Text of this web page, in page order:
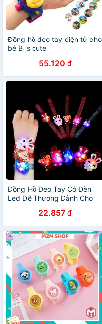
Đồng hồ đeo tay điện tử cho
bé B 's cute
55.120 đ
Đồng Hồ Đeo Tay Có Đèn
Led Dễ Thương Dành Cho
22.857 đ